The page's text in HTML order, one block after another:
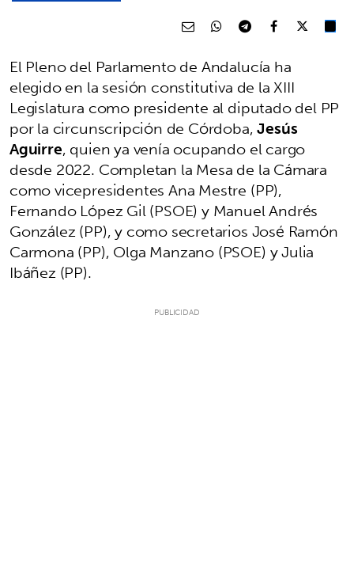
El Pleno del Parlamento de Andalucía ha
elegido en la sesión constitutiva de la XIII
Legislatura como presidente al diputado del PP
por la circunscripción de Córdoba,Jesús
Aguirre, quien ya venía ocupando el cargo
desde 2022. Completan la Mesa de la Cámara
como vicepresidentes Ana Mestre (PP),
Fernando López Gil (PSOE) y Manuel Andrés
González (PP), y como secretarios José Ramón
Carmona (PP), Olga Manzano (PSOE) y Julia
Ibáñez (PP).